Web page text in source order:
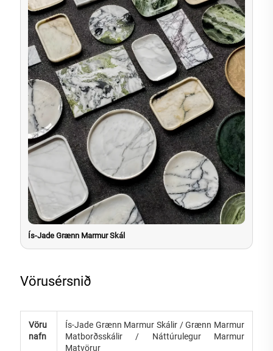
Ís-Jade Grænn Marmur Skál
Vörusérsnið
Vöru
nafn
Ís-Jade Grænn Marmur Skálir / Grænn Marmur
Matborðsskálir / Náttúrulegur Marmur
Matvörur